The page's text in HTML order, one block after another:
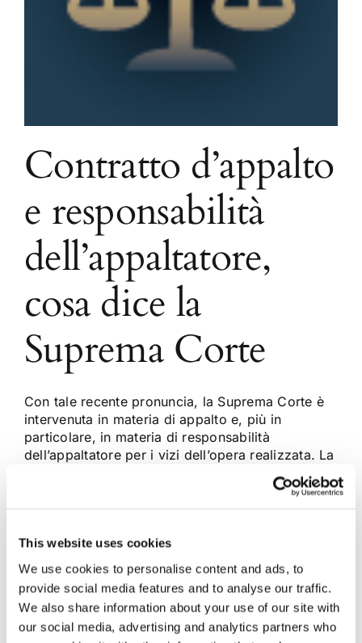
This website uses cookies
We use cookies to personalise content and ads, to
provide social media features and to analyse our traffic.
We also share information about your use of our site with
our social media, advertising and analytics partners who
Contratto d’appalto
e responsabilità
dell’appaltatore,
cosa dice la
Suprema Corte
Con tale recente pronuncia, la Suprema Corte è
intervenuta in materia di appalto e, più in
particolare, in materia di responsabilità
dell’appaltatore per i vizi dell’opera realizzata. La
disciplina codicistica contiene due disposizioni in
materia di garanzie per i vizi dell’opera. Da una
21 Dicembre 2012 Articoli Diritto civile
0 Commenti